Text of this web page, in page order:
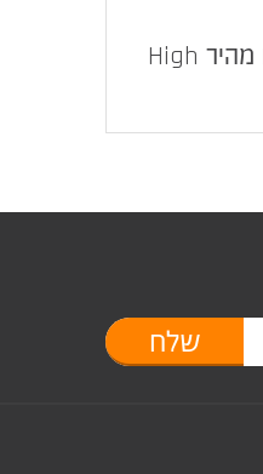
האפשרויות שלכם לצילום מהיר High
שלח